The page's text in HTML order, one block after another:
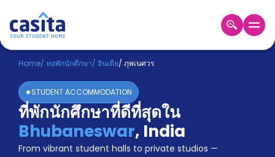
Home TH INR
เข้าสู่
ระบบ
Booking
Accommodation
About
Home/ หอพักนักศึกษา/ อินเดีย/ ภุพเนศวร
STUDENT ACCOMMODATION
ที่พักนักศึกษาที่ดีที่สุดใน
Bhubaneswar, India
From vibrant student halls to private studios —